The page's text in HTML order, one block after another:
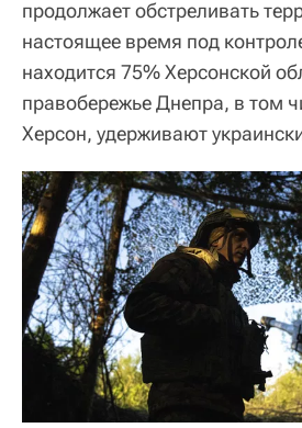
продолжает обстреливать
настоящее время под
находится 75% Херсонской
правобережье Днепра, в том
Херсон, удерживают